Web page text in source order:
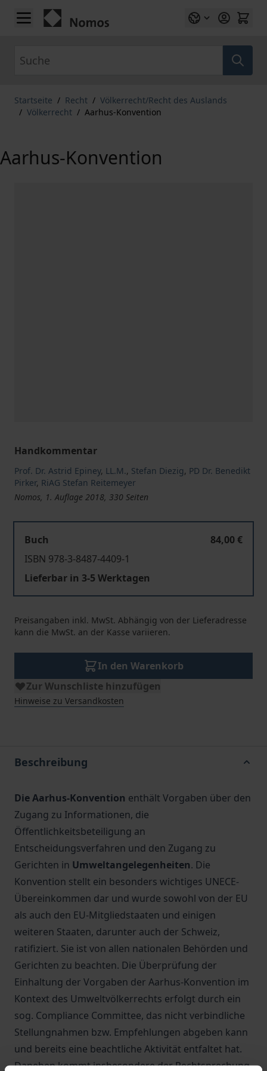
Zum Inhalt springen
Startseite / Recht / Völkerrecht/Recht des Auslands
/ Völkerrecht / Aarhus-Konvention
Aarhus-Konvention
Handkommentar
Prof. Dr. Astrid Epiney, LL.M., Stefan Diezig, PD Dr. Benedikt
Pirker, RiAG Stefan Reitemeyer
Nomos, 1. Auflage 2018, 330 Seiten
Buch
84,00 €
ISBN 978-3-8487-4409-1
Lieferbar in 3-5 Werktagen
Preisangaben inkl. MwSt. Abhängig von der Lieferadresse
kann die MwSt. an der Kasse variieren.
In den Warenkorb
Zur Wunschliste hinzufügen
Hinweise zu Versandkosten
Beschreibung
Die Aarhus-Konvention enthält Vorgaben über den
Zugang zu Informationen, die
Öffentlichkeitsbeteiligung an
Entscheidungsverfahren und den Zugang zu
Gerichten in Umweltangelegenheiten. Die
Konvention stellt ein besonders wichtiges UNECE-
Übereinkommen dar und wurde sowohl von der EU
als auch den EU-Mitgliedstaaten und einigen
weiteren Staaten, darunter auch der Schweiz,
ratifiziert. Sie ist von allen nationalen Behörden und
Gerichten zu beachten. Die Überprüfung der
Einhaltung der Vorgaben der Aarhus-Konvention im
Kontext des Umweltvölkerrechts erfolgt durch ein
sog. Compliance Committee, das nicht verbindliche
Stellungnahmen bzw. Empfehlungen abgeben kann
und bereits eine beachtliche Aktivität entfaltet hat.
Daneben kommt insbesondere der Rechtsprechung